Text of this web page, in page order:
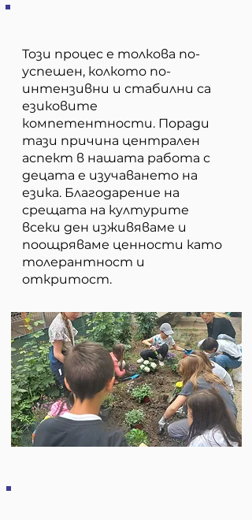
Този процес е толкова по-
успешен, колкото по-
интензивни и стабилни са
езиковите
компетентности. Поради
тази причина централен
аспект в нашата работа с
децата е изучаването на
езика. Благодарение на
срещата на културите
всеки ден изживяваме и
поощряваме ценности като
толерантност и
откритост.